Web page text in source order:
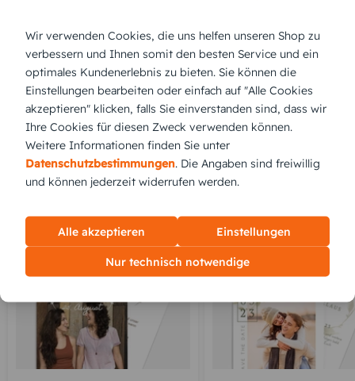
Gesamtpreis: 22,00 € Inkl. MwSt. zzgl. Versand
Versand vsl.Montag, 10.8.2026
jetzt gestalten
KUNDEN GEFÄLLT AUCH
Wir verwenden Cookies, die uns helfen unseren Shop zu
verbessern und Ihnen somit den besten Service und ein
optimales Kundenerlebnis zu bieten. Sie können die
Einstellungen bearbeiten oder einfach auf "Alle Cookies
akzeptieren" klicken, falls Sie einverstanden sind, dass wir
Ihre Cookies für diesen Zweck verwenden können.
Weitere Informationen finden Sie unter
Datenschutzbestimmungen. Die Angaben sind freiwillig
und können jederzeit widerrufen werden.
Alle akzeptieren Einstellungen
Nur technisch notwendige